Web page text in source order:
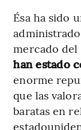
Ésa ha sido
mercado
han estado
enorme
que las
baratas en